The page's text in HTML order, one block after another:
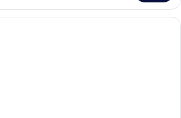
En traditionel bygning med et